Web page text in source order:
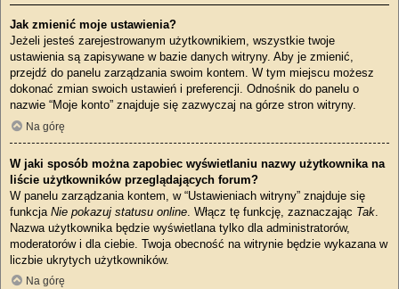
Jak zmienić moje ustawienia?
Jeżeli jesteś zarejestrowanym użytkownikiem, wszystkie twoje
ustawienia są zapisywane w bazie danych witryny. Aby je zmienić,
przejdź do panelu zarządzania swoim kontem. W tym miejscu możesz
dokonać zmian swoich ustawień i preferencji. Odnośnik do panelu o
nazwie “Moje konto” znajduje się zazwyczaj na górze stron witryny.
Na górę
W jaki sposób można zapobiec wyświetlaniu nazwy użytkownika na
liście użytkowników przeglądających forum?
W panelu zarządzania kontem, w “Ustawieniach witryny” znajduje się
funkcja Nie pokazuj statusu online . Włącz tę funkcję, zaznaczając Tak
Nazwa użytkownika będzie wyświetlana tylko dla administratorów,
moderatorów i dla ciebie. Twoja obecność na witrynie będzie wykazana w
liczbie ukrytych użytkowników.
Na górę